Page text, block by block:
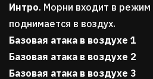
Интро. Морни входит в режим
поднимается в воздух.
Базовая атака в воздухе 1
Базовая атака в воздухе 2
Базовая атака в воздухе 3